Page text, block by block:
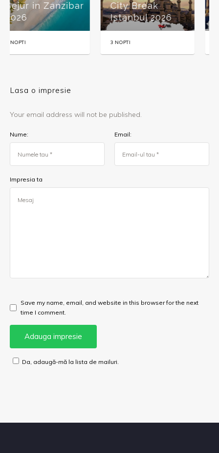
City Break
Istanbul 2026
3 NOPTI
City Break Atena
2026
3 NOPTI
Lasa o impresie
Your email address will not be published.
Nume: Email:
Impresia ta
Save my name, email, and website in this browser for the next
time I comment.
Da, adaugă-mă la lista de mailuri.